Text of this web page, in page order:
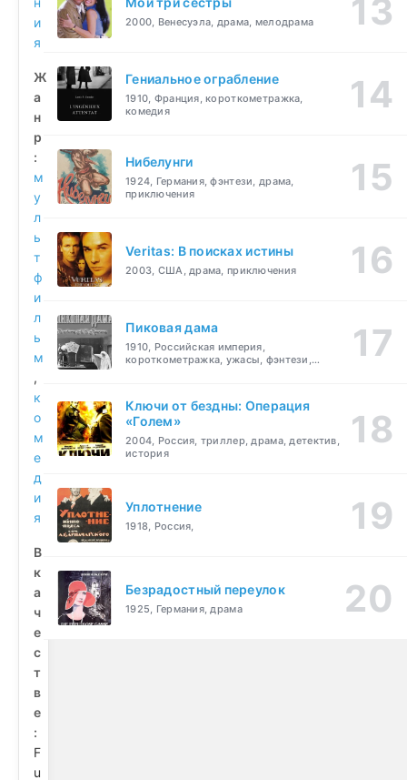
и
я
Ж
а
н
р
:
м
у
л
ь
т
ф
и
л
ь
м
,
к
о
м
е
д
и
я
В
к
а
ч
е
с
т
в
е
:
F
u
2000, Венесуэла, драма, мелодрама
Гениальное ограбление
1910, Франция, короткометражка,
комедия
Нибелунги
1924, Германия, фэнтези, драма,
приключения
Veritas: В поисках истины
2003, США, драма, приключения
Пиковая дама
1910, Российская империя,
короткометражка, ужасы, фэнтези,
Ключи от бездны: Операция
«Голем»
2004, Россия, триллер, драма, детектив,
история
Уплотнение
1918, Россия,
Безрадостный переулок
1925, Германия, драма